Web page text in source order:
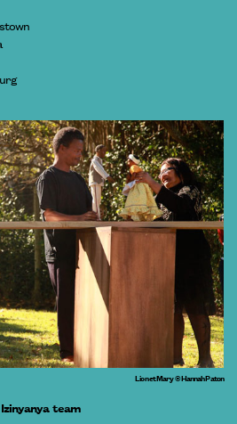
Lion et Mary © Hannah Paton
team